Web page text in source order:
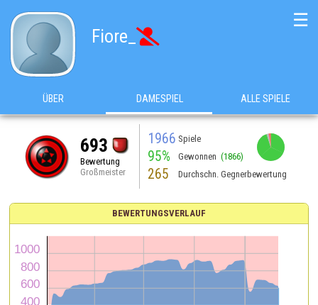
Fiore_ 
☰
ÜBER DAMESPIEL ALLE SPIELE
693
Bewertung
Großmeister
1966 Spiele
95% Gewonnen (1866)
265 Durchschn. Gegnerbewertung
BEWERTUNGSVERLAUF